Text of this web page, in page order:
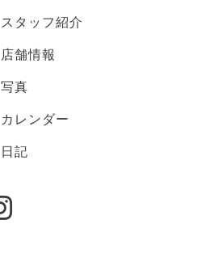
スタッフ紹介
店舗情報
写真
カレンダー
日記